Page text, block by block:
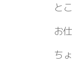
と
お
ち